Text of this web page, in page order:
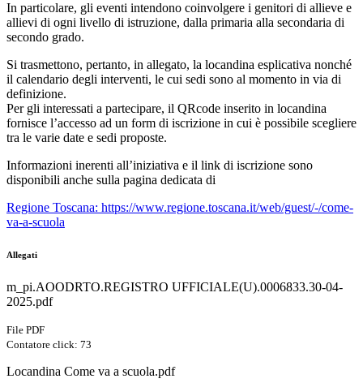
In particolare, gli eventi intendono coinvolgere i genitori di allieve e
allievi di ogni livello di istruzione, dalla primaria alla secondaria di
secondo grado.
Si trasmettono, pertanto, in allegato, la locandina esplicativa nonché
il calendario degli interventi, le cui sedi sono al momento in via di
definizione.
Per gli interessati a partecipare, il QRcode inserito in locandina
fornisce l’accesso ad un form di iscrizione in cui è possibile scegliere
tra le varie date e sedi proposte.
Informazioni inerenti all’iniziativa e il link di iscrizione sono
disponibili anche sulla pagina dedicata di
Regione Toscana: https://www.regione.toscana.it/web/guest/-/come-
va-a-scuola
Allegati
m_pi.AOODRTO.REGISTRO UFFICIALE(U).0006833.30-04-
2025.pdf
File PDF
Contatore click: 73
Locandina Come va a scuola.pdf